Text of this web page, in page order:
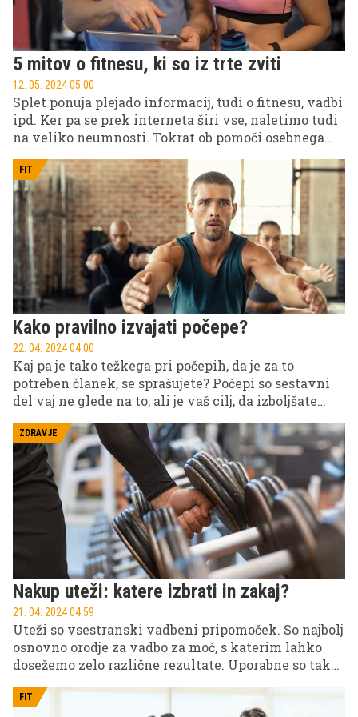
5 mitov o fitnesu, ki so iz trte zviti
12. 05. 2024 05.00
Splet ponuja plejado informacij, tudi o fitnesu, vadbi
ipd. Ker pa se prek interneta širi vse, naletimo tudi
na veliko neumnosti. Tokrat ob pomoči osebnega
trenerja Daniela Jeloviča razbijamo nekatere mite o
fitnesu.
FIT
Kako pravilno izvajati počepe?
22. 04. 2024 04.00
Kaj pa je tako težkega pri počepih, da je za to
potreben članek, se sprašujete? Počepi so sestavni
del vaj ne glede na to, ali je vaš cilj, da izboljšate
vzdržljivost, pridobite mišično maso, povečate
eksplozivnost ali hočete izgubiti odvečno
maščobo/kilograme. A napredek je možen zgolj, če
počepe izvajate pravilno. Čeprav izvajanje te
funkcionalne vaje za krepitev spodnjega dela telesa
ni tehnično zahtevno, nepoučeni počepe skoraj
zagotovo izvajajo napačno. S pravilno tehniko boste
hkrati trenirali noge, trebušne mišice, trup in
zadnjico, v nasprotnem primeru pa lahko tvegate
poškodbo.
ZDRAVJE
Nakup uteži: katere izbrati in zakaj?
21. 04. 2024 04.59
Uteži so vsestranski vadbeni pripomoček. So najbolj
osnovno orodje za vadbo za moč, s katerim lahko
dosežemo zelo različne rezultate. Uporabne so tako
starejše, saj med drugim preprečujejo mišično
FIT